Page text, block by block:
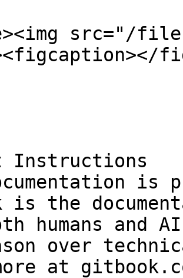
src="/files/
Instructions
is
is the
humans and
over
at